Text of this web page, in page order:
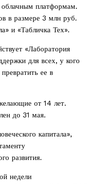
платформам.
в размере 3 млн руб.
и «Табличка Тех».
«Лаборатория
для всех, у кого
ее в
от 14 лет.
до 31 мая.
капитала»,
развития.
недели